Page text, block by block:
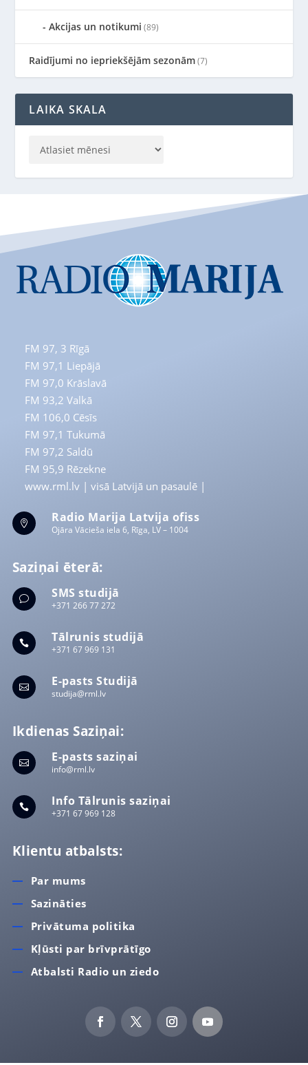
Akcijas un notikumi (89)
Raidījumi no iepriekšējām sezonām(7)
LAIKA SKALA
FM 97, 3 Rīgā
FM 97,1 Liepājā
FM 97,0 Krāslavā
FM 93,2 Valkā
FM 106,0 Cēsīs
FM 97,1 Tukumā
FM 97,2 Saldū
FM 95,9 Rēzekne
www.rml.lv| visā Latvijā un pasaulē |
 Radio Marija Latvija ofiss
Ojāra Vācieša iela 6, Rīga, LV – 1004
Saziņai ēterā:
v SMS studijā
+371 266 77 272
 Tālrunis studijā
+371 67 969 131
 E-pasts Studijā
studija@rml.lv
Ikdienas Saziņai:
 E-pasts saziņai
info@rml.lv
 Info Tālrunis saziņai
+371 67 969 128
Klientu atbalsts:
Par mums
Sazināties
Privātuma politika
Kļūsti par brīvprātīgo
Atbalsti Radio un ziedo